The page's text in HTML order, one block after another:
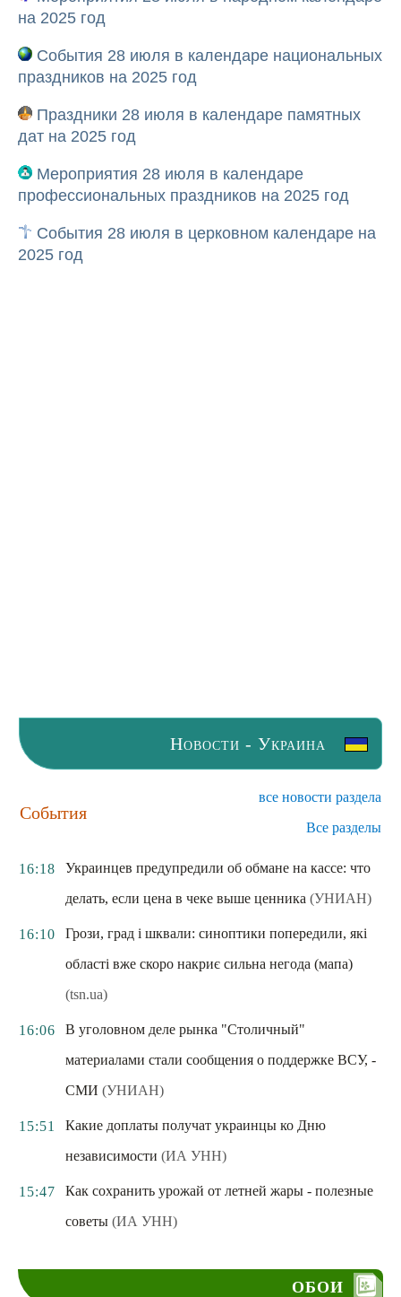
на 2025 год
События 28 июля в календаре национальных
праздников на 2025 год
Праздники 28 июля в календаре памятных
дат на 2025 год
Мероприятия 28 июля в календаре
профессиональных праздников на 2025 год
События 28 июля в церковном календаре на
2025 год
Новости - Украина
События
все новости раздела
Все разделы
16:18
Украинцев предупредили об обмане на кассе: что
делать, если цена в чеке выше ценника (УНИАН)
16:10
Грози, град і шквали: синоптики попередили, які
області вже скоро накриє сильна негода (мапа)
(tsn.ua)
16:06
В уголовном деле рынка "Столичный"
материалами стали сообщения о поддержке ВСУ, -
СМИ (УНИАН)
15:51
Какие доплаты получат украинцы ко Дню
независимости (ИА УНН)
15:47
Как сохранить урожай от летней жары - полезные
советы (ИА УНН)
ОБОИ